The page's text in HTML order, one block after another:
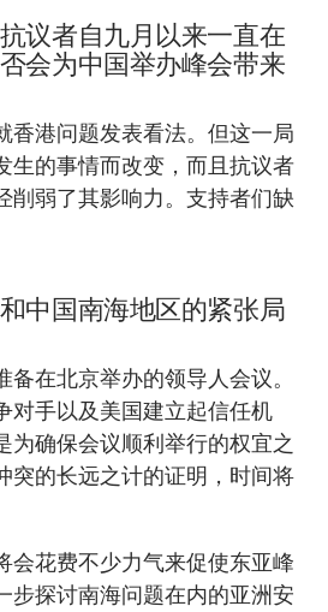
议者自九月以来一直在
会为中国举办峰会带来
香港问题发表看法。但这一局
生的事情而改变，而且抗议者
削弱了其影响力。支持者们缺
中国南海地区的紧张局
在北京举办的领导人会议。
对手以及美国建立起信任机
为确保会议顺利举行的权宜之
突的长远之计的证明，时间将
会花费不少力气来促使东亚峰
步探讨南海问题在内的亚洲安